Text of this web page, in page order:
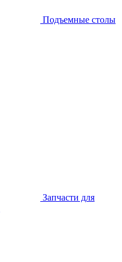
Подъемные столы
Запчасти для